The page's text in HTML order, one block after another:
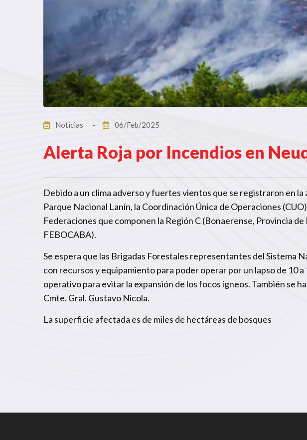
Noticias 06/Feb/2025
Alerta Roja por Incendios en
Debido a un clima adverso y fuertes vientos que se registraron en
Parque Nacional Lanín, la Coordinación Única de Operaciones
Federaciones que componen la Región C (Bonaerense, Provincia
FEBOCABA).
Se espera que las Brigadas Forestales representantes del Sistema
con recursos y equipamiento para poder operar por un lapso de 10
operativo para evitar la expansión de los focos ígneos. También se
Cmte. Gral. Gustavo Nicola.
La superficie afectada es de miles de hectáreas de bosques